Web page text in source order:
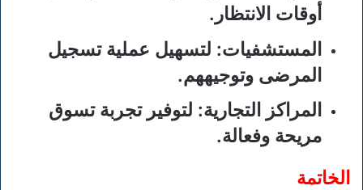
أوقات الانتظار.
المستشفيات: لتسهيل عملية تسجيل
المرضى وتوجيههم.
المراكز التجارية: لتوفير تجربة تسوق
مريحة وفعالة.
الخاتمة